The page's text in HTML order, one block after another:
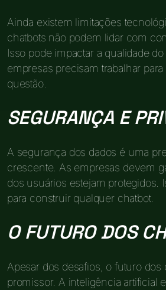
Ainda existem limitações
chatbots não podem lidar com
Isso pode impactar a qualidade
empresas precisam trabalhar
questão.
SEGURANÇA E
A segurança dos dados é uma
crescente. As empresas devem
dos usuários estejam protegidos.
para construir qualquer chatbot.
O FUTURO DOS
Apesar dos desafios, o futuro dos
promissor. A inteligência artificial